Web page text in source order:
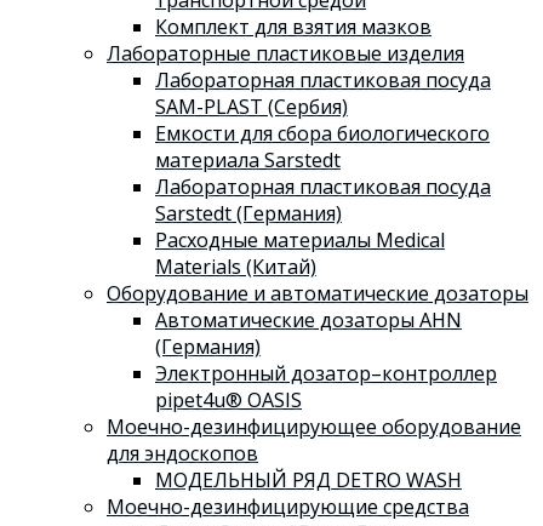
Комплект для взятия мазков
Лабораторные пластиковые изделия
Лабораторная пластиковая посуда
SAM-PLAST (Сербия)
Емкости для сбора биологического
материала Sarstedt
Лабораторная пластиковая посуда
Sarstedt (Германия)
Расходные материалы Medical
Materials (Китай)
Оборудование и автоматические дозаторы
Автоматические дозаторы AHN
(Германия)
Электронный дозатор–контроллер
pipet4u® OASIS
Моечно-дезинфицирующее оборудование
для эндоскопов
МОДЕЛЬНЫЙ РЯД DETRO WASH
Моечно-дезинфицирующие средства